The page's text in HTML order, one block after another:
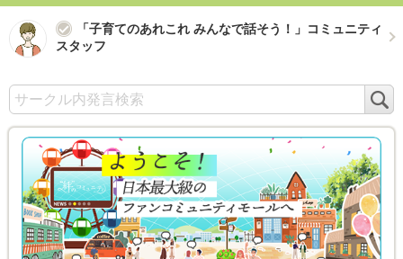
「子育てのあれこれ みんなで話そう！」コミュニティ
スタッフ